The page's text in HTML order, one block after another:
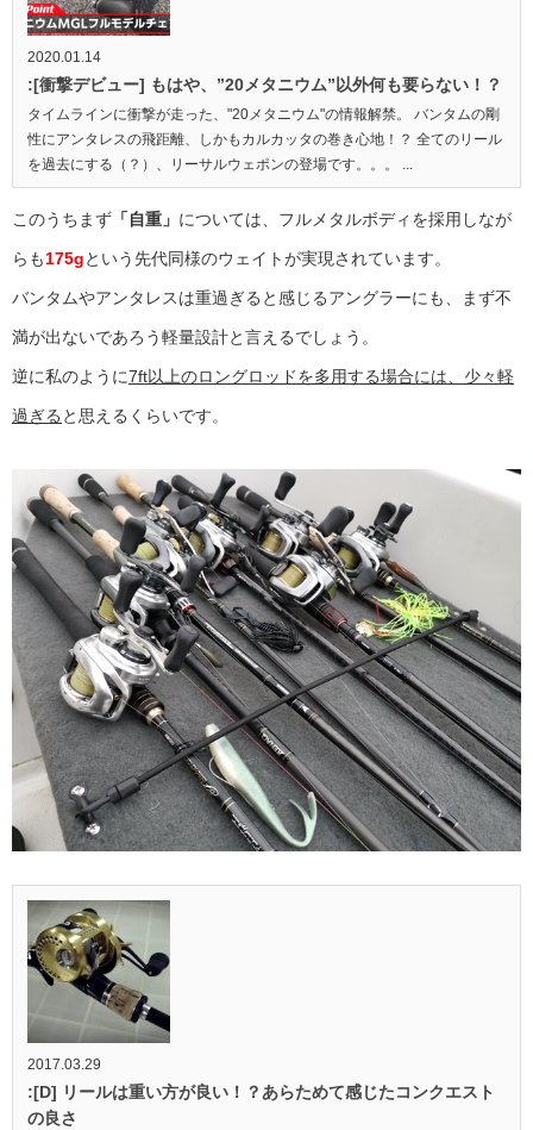
2020.01.14
:[衝撃デビュー] もはや、”20メタニウム”以外何も要らない！？
タイムラインに衝撃が走った、"20メタニウム"の情報解禁。 バンタムの剛
性にアンタレスの飛距離、しかもカルカッタの巻き心地！？ 全てのリール
を過去にする（？）、リーサルウェポンの登場です。。。 ...
このうちまず 「自重」 については、フルメタルボディを採用しなが
らも175gという先代同様のウェイトが実現されています。
バンタムやアンタレスは重過ぎると感じるアングラーにも、まず不
満が出ないであろう軽量設計と言えるでしょう。
逆に私のように7ft以上のロングロッドを多用する場合には、少々軽
過ぎる と思えるくらいです。
2017.03.29
:[D] リールは重い方が良い！？あらためて感じたコンクエスト
の良さ